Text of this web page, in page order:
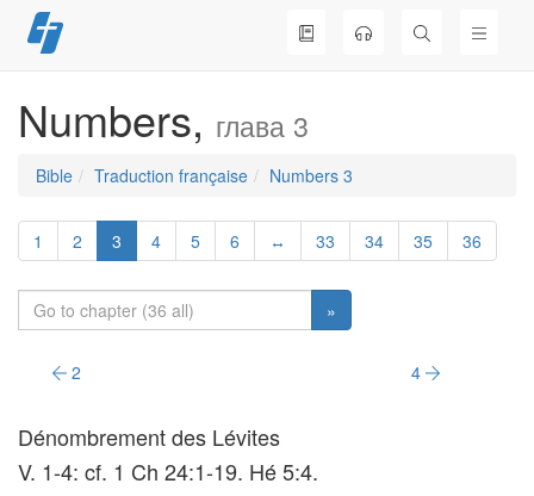
Skip
to
Numbers, глава 3
Bible Traduction française Numbers 3
1 2 3 4 5 6 ↔ 33 34 35 36
»
2 4
Dénombrement des Lévites
V. 1-4: cf. 1 Ch 24:1-19. Hé 5:4.